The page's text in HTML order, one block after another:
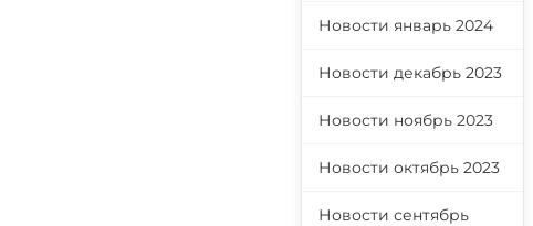
Новости январь 2024
Новости декабрь 2023
Новости ноябрь 2023
Новости октябрь 2023
Новости сентябрь